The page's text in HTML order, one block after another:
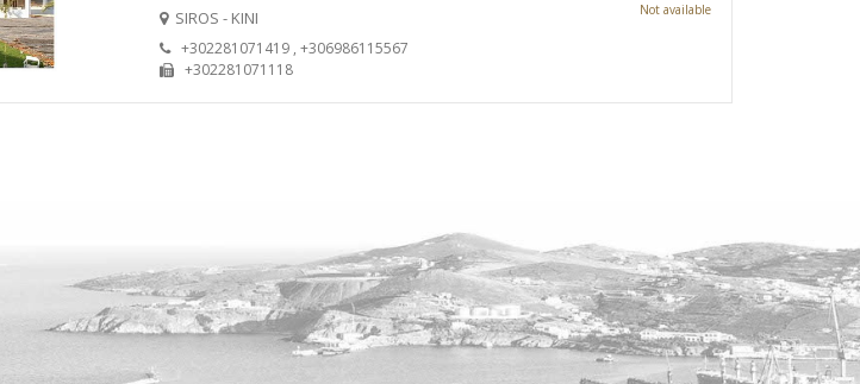
SIROS - KINI
+302281071419 , +306986115567
+302281071118
Not available